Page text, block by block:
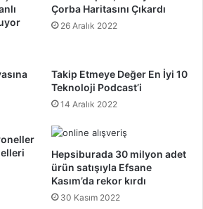
Çorba Haritasını Çıkardı
26 Aralık 2022
Takip Etmeye Değer En İyi 10
Teknoloji Podcast’i
14 Aralık 2022
Hepsiburada 30 milyon adet
ürün satışıyla Efsane
Kasım’da rekor kırdı
30 Kasım 2022